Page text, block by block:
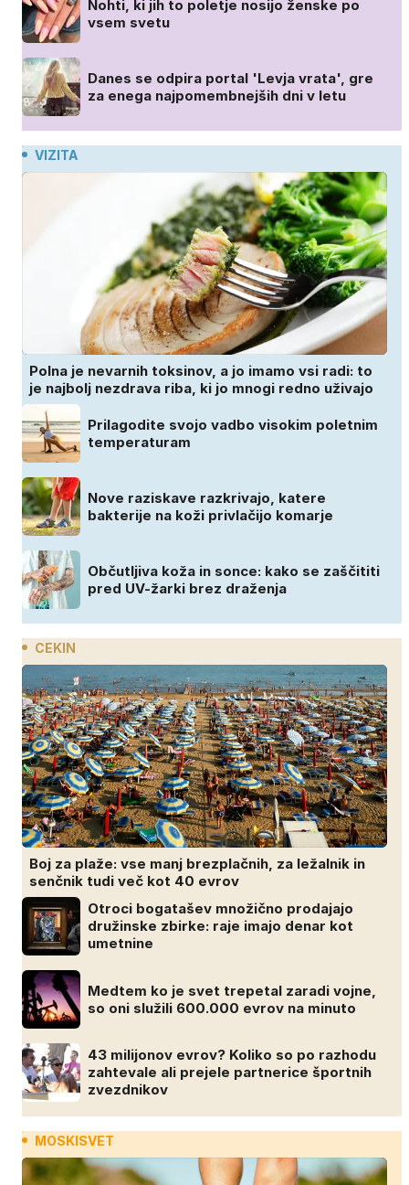
Nohti, ki jih to poletje nosijo ženske po
vsem svetu
Danes se odpira portal 'Levja vrata', gre
za enega najpomembnejših dni v letu
VIZITA
Polna je nevarnih toksinov, a jo imamo vsi radi: to
je najbolj nezdrava riba, ki jo mnogi redno uživajo
Prilagodite svojo vadbo visokim poletnim
temperaturam
Nove raziskave razkrivajo, katere
bakterije na koži privlačijo komarje
Občutljiva koža in sonce: kako se zaščititi
pred UV-žarki brez draženja
CEKIN
Boj za plaže: vse manj brezplačnih, za ležalnik in
senčnik tudi več kot 40 evrov
Otroci bogatašev množično prodajajo
družinske zbirke: raje imajo denar kot
umetnine
Medtem ko je svet trepetal zaradi vojne,
so oni služili 600.000 evrov na minuto
43 milijonov evrov? Koliko so po razhodu
zahtevale ali prejele partnerice športnih
zvezdnikov
MOSKISVET